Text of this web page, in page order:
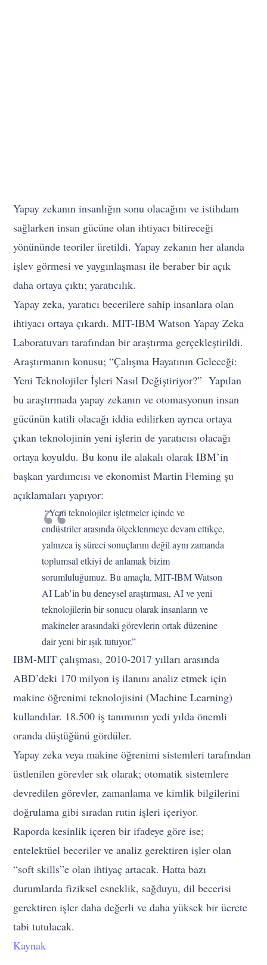
Yapay zekanın insanlığın sonu olacağını ve istihdam
sağlarken insan gücüne olan ihtiyacı bitireceği
yönününde teoriler üretildi. Yapay zekanın her alanda
işlev görmesi ve yaygınlaşması ile beraber bir açık
daha ortaya çıktı; yaratıcılık.
Yapay zeka, yaratıcı becerilere sahip insanlara olan
ihtiyacı ortaya çıkardı. MIT-IBM Watson Yapay Zeka
Laboratuvarı tarafından bir araştırma gerçekleştirildi.
Araştırmanın konusu; “Çalışma Hayatının Geleceği:
Yeni Teknolojiler İşleri Nasıl Değiştiriyor?” Yapılan
bu araştırmada yapay zekanın ve otomasyonun insan
gücünün katili olacağı iddia edilirken ayrıca ortaya
çıkan teknolojinin yeni işlerin de yaratıcısı olacağı
ortaya koyuldu. Bu konu ile alakalı olarak IBM’in
başkan yardımcısı ve ekonomist Martin Fleming şu
açıklamaları yapıyor:
“Yeni teknolojiler işletmeler içinde ve
endüstriler arasında ölçeklenmeye devam ettikçe,
yalnızca iş süreci sonuçlarını değil aynı zamanda
toplumsal etkiyi de anlamak bizim
sorumluluğumuz. Bu amaçla, MIT-IBM Watson
AI Lab’in bu deneysel araştırması, AI ve yeni
teknolojilerin bir sonucu olarak insanların ve
makineler arasındaki görevlerin ortak düzenine
dair yeni bir ışık tutuyor.”
IBM-MIT çalışması, 2010-2017 yılları arasında
ABD’deki 170 milyon iş ilanını analiz etmek için
makine öğrenimi teknolojisini (Machine Learning)
kullandılar. 18.500 iş tanımının yedi yılda önemli
oranda düştüğünü gördüler.
Yapay zeka veya makine öğrenimi sistemleri tarafından
üstlenilen görevler sık olarak; otomatik sistemlere
devredilen görevler, zamanlama ve kimlik bilgilerini
doğrulama gibi sıradan rutin işleri içeriyor.
Raporda kesinlik içeren bir ifadeye göre ise;
entelektüel beceriler ve analiz gerektiren işler olan
“soft skills”e olan ihtiyaç artacak. Hatta bazı
durumlarda fiziksel esneklik, sağduyu, dil becerisi
gerektiren işler daha değerli ve daha yüksek bir ücrete
tabi tutulacak.
Kaynak